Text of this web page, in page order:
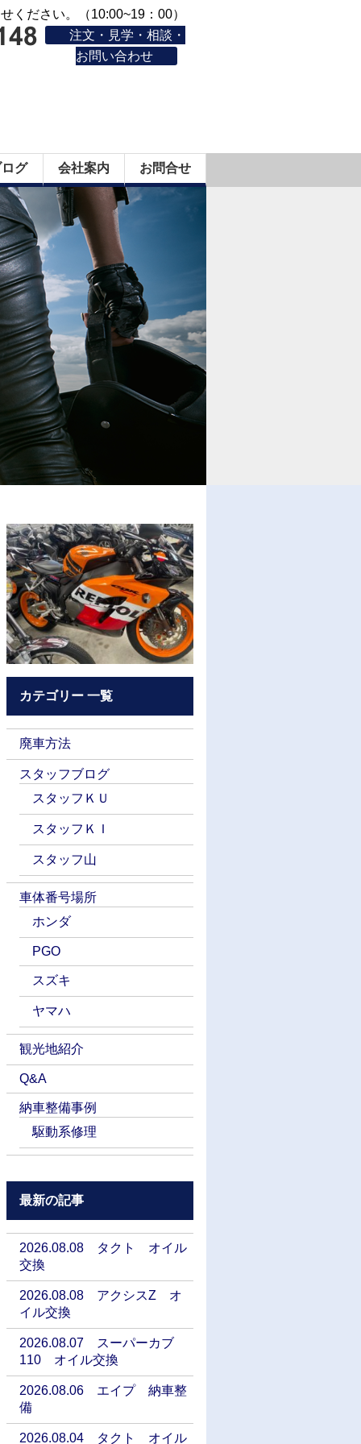
ください。（10:00~19：00）
注文・見学・相談・
お問い合わせ
グ 会社案内 お問合せ
カテゴリー 一覧
廃車方法
スタッフブログ
スタッフＫＵ
スタッフＫＩ
スタッフ山
車体番号場所
ホンダ
PGO
スズキ
ヤマハ
観光地紹介
Q&A
納車整備事例
駆動系修理
最新の記事
2026.08.08 タクト オイル
交換
2026.08.08 アクシスZ オ
イル交換
2026.08.07 スーパーカブ
110 オイル交換
2026.08.06 エイプ 納車整
備
2026.08.04 タクト オイル